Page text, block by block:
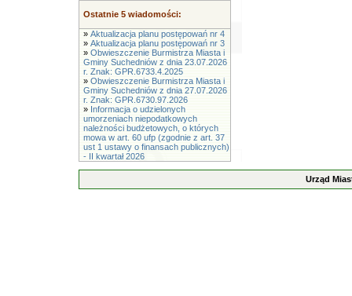
Ostatnie 5 wiadomości:
» Aktualizacja planu postępowań nr 4
» Aktualizacja planu postępowań nr 3
» Obwieszczenie Burmistrza Miasta i
Gminy Suchedniów z dnia 23.07.2026
r. Znak: GPR.6733.4.2025
» Obwieszczenie Burmistrza Miasta i
Gminy Suchedniów z dnia 27.07.2026
r. Znak: GPR.6730.97.2026
» Informacja o udzielonych
umorzeniach niepodatkowych
należności budżetowych, o których
mowa w art. 60 ufp (zgodnie z art. 37
ust 1 ustawy o finansach publicznych)
- II kwartał 2026
Urząd